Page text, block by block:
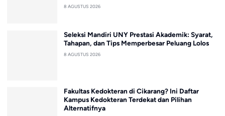
8 AGUSTUS 2026
Seleksi Mandiri UNY Prestasi Akademik: Syarat,
Tahapan, dan Tips Memperbesar Peluang Lolos
8 AGUSTUS 2026
Fakultas Kedokteran di Cikarang? Ini Daftar
Kampus Kedokteran Terdekat dan Pilihan
Alternatifnya